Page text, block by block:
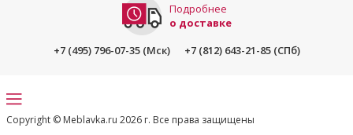
Подробнее
о доставке
+7 (495) 796-07-35 (Мск)
+7 (812) 643-21-85 (СПб)
Copyright © Meblavka.ru 2026 г. Все права защищены